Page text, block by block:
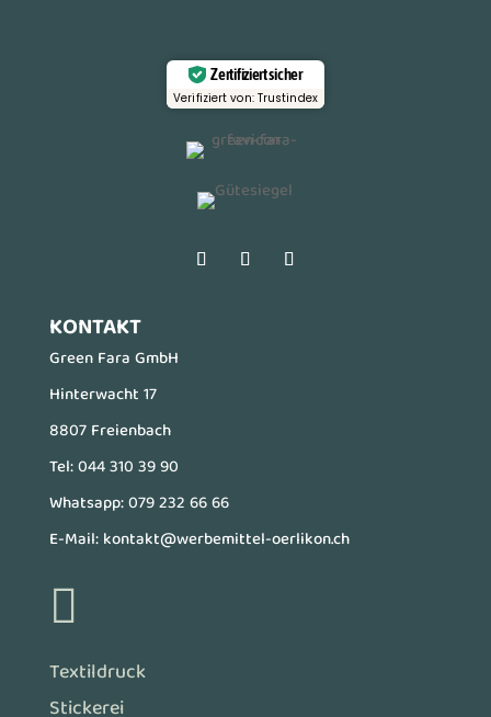
Zertifiziert sicher
Verifiziert von: Trustindex
KONTAKT
Green Fara GmbH
Hinterwacht 17
8807 Freienbach
Tel:044 310 39 90
Whatsapp:079 232 66 66
E-Mail:kontakt@werbemittel-oerlikon.ch

Textildruck
Stickerei